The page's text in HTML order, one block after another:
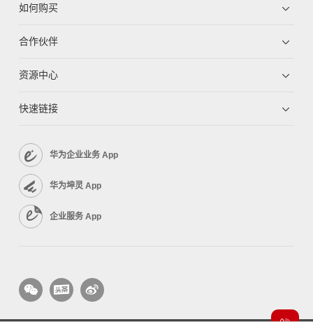
如何购买
合作伙伴
资源中心
快速链接
华为企业业务 App
华为坤灵 App
企业服务 App